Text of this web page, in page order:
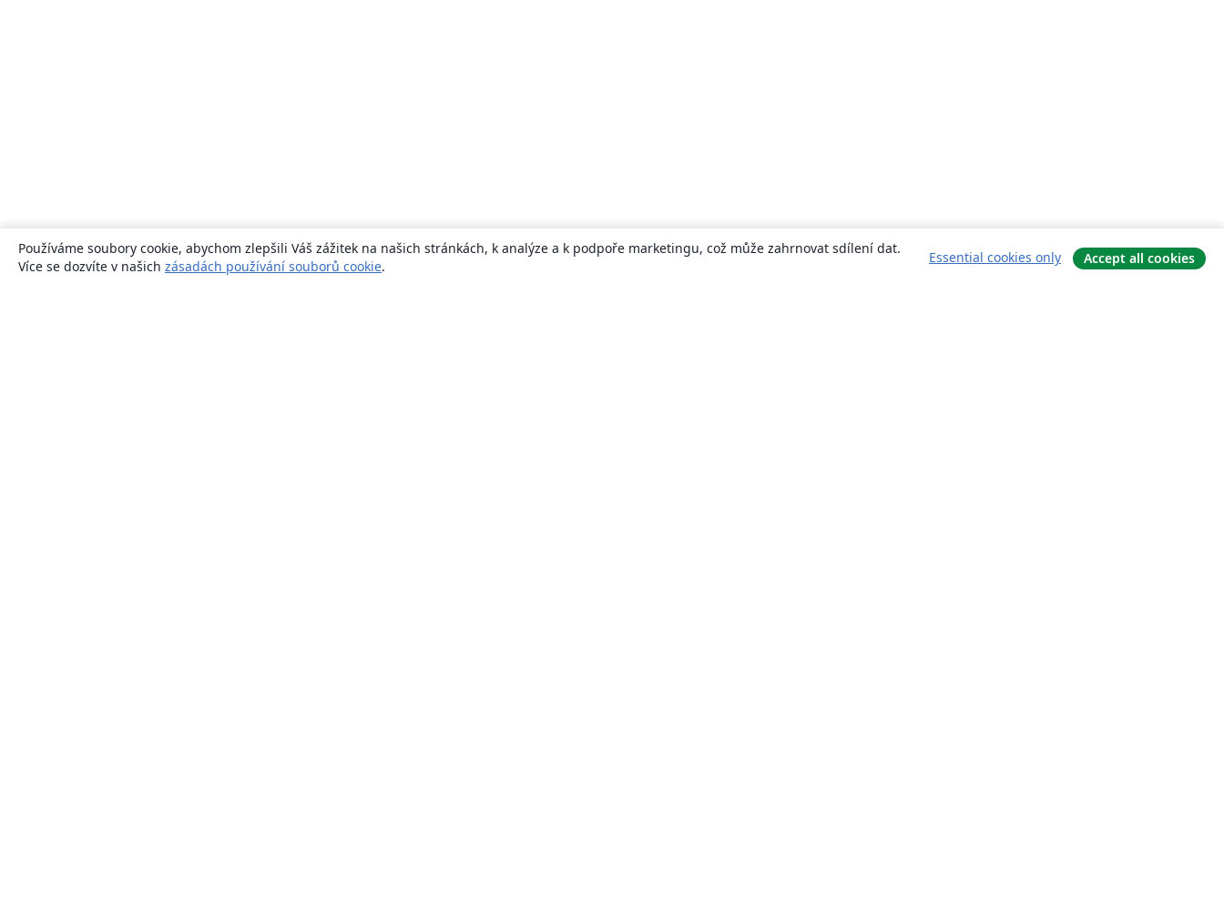
Používáme soubory cookie, abychom zlepšili Váš zážitek na našich stránkách, k analýze a k podpoře marketingu, což může zahrnovat sdílení dat.
Více se dozvíte v našich zásadách používání souborů cookie.
Essential cookies only Accept all cookies